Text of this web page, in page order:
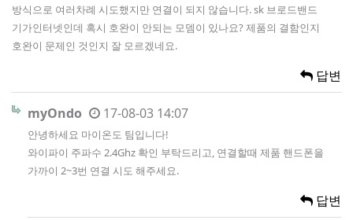
방식으로 여러차례 시도했지만 연결이 되지 않습니다. sk 브로드밴드
기가인터넷인데 혹시 호완이 안되는 모뎀이 있나요? 제품의 결함인지
호완이 문제인 것인지 잘 모르겠네요.
답변
myOndo 17-08-03 14:07
안녕하세요 마이온도 팀입니다!
와이파이 주파수 2.4Ghz 확인 부탁드리고, 연결할때 제품 핸드폰을
가까이 2~3번 연결 시도 해주세요.
답변